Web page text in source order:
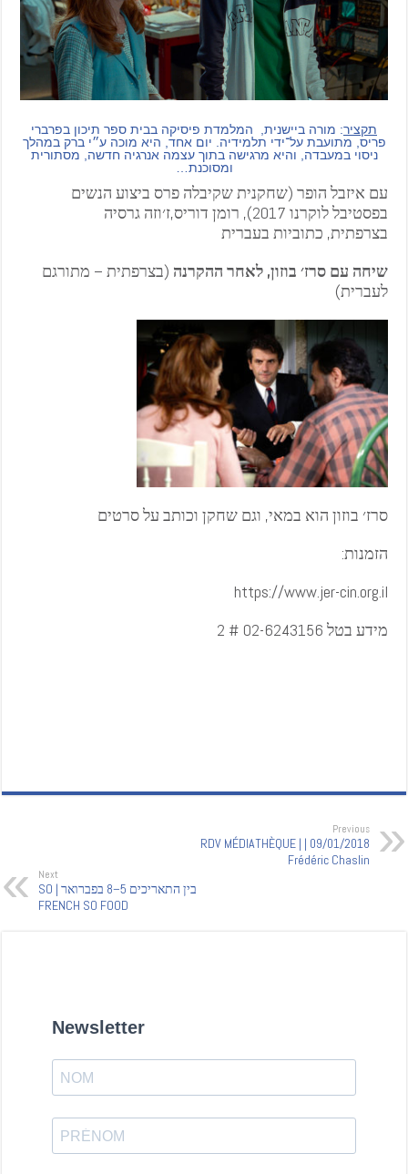
תקציר: מורה ביישנית, המלמדת פיסיקה בבית ספר תיכון בפרברי
פריס, מתועבת על־ידי תלמידיה. יום אחד, היא מוכה ע״י ברק במהלך
ניסוי במעבדה, והיא מרגישה בתוך עצמה אנרגיה חדשה, מסתורית
ומסוכנת…
עם איזבל הופר (שחקנית שקיבלה פרס ביצוע הנשים
בפסטיבל לוקרנו 2017), רומן דוריס,ז׳וזה גרסיה
בצרפתית, כתוביות בעברית
שיחה עם סרז׳ בוזון, לאחר ההקרנה (בצרפתית – מתורגם
לעברית)
סרז׳ בוזון הוא במאי, וגם שחקן וכותב על סרטים
הזמנות:
https://www.jer-cin.org.il
מידע בטל 02-6243156 # 2
Previous
09/01/2018 | RDV MÉDIATHÈQUE |
Frédéric Chaslin
Next
בין התאריכים 5–8 בפברואר | SO
FRENCH SO FOOD